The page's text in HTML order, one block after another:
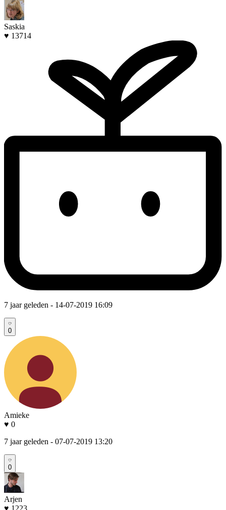
Saskia
♥ 13714
7 jaar geleden - 14-07-2019 16:09
0
Amieke
♥ 0
7 jaar geleden - 07-07-2019 13:20
0
Arjen